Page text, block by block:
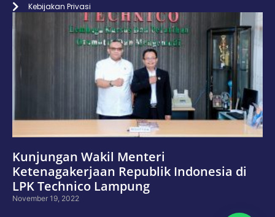
Kebijakan Privasi
Kunjungan Wakil Menteri
Ketenagakerjaan Republik Indonesia di
LPK Technico Lampung
November 19, 2022